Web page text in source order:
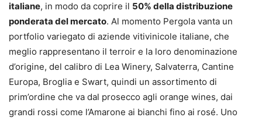
italiane, in modo da coprire il 50% della distribuzione
ponderata del mercato. Al momento Pergola vanta un
portfolio variegato di aziende vitivinicole italiane, che
meglio rappresentano il terroir e la loro denominazione
d’origine, del calibro di Lea Winery, Salvaterra, Cantine
Europa, Broglia e Swart, quindi un assortimento di
prim’ordine che va dal prosecco agli orange wines, dai
grandi rossi come l’Amarone ai bianchi fino ai rosé. Uno